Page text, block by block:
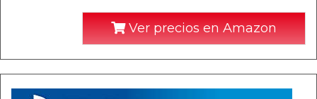
Ver precios en Amazon